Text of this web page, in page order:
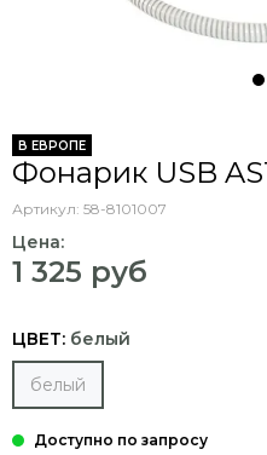
В ЕВРОПЕ
Фонарик USB
Артикул: 58-8101007
Цена:
1 325 руб
ЦВЕТ: белый
белый